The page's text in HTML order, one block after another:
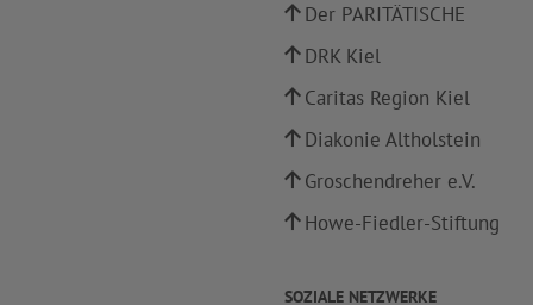
Der PARITÄTISCHE
DRK Kiel
Caritas Region Kiel
Diakonie Altholstein
Groschendreher e.V.
Howe-Fiedler-Stiftung
SOZIALE NETZWERKE